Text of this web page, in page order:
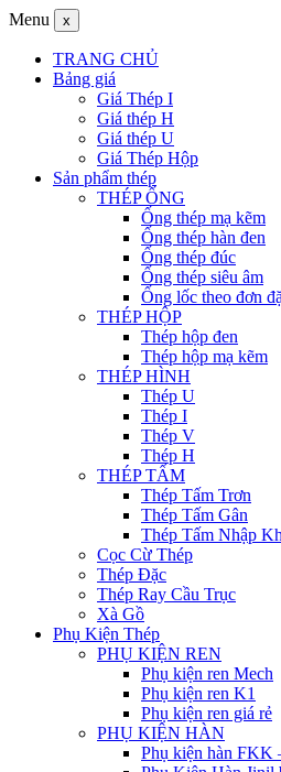
Menu x
TRANG CHỦ
Bảng giá
Giá Thép I
Giá thép H
Giá thép U
Giá Thép Hộp
Sản phẩm thép
THÉP ỐNG
Ống thép mạ kẽm
Ống thép hàn đen
Ống thép đúc
Ống thép siêu âm
Ống lốc theo đơn
THÉP HỘP
Thép hộp đen
Thép hộp mạ kẽm
THÉP HÌNH
Thép U
Thép I
Thép V
Thép H
THÉP TẤM
Thép Tấm Trơn
Thép Tấm Gân
Thép Tấm Nhập
Cọc Cừ Thép
Thép Đặc
Thép Ray Cầu Trục
Xà Gồ
Phụ Kiện Thép
PHỤ KIỆN REN
Phụ kiện ren Mech
Phụ kiện ren K1
Phụ kiện ren giá rẻ
PHỤ KIỆN HÀN
Phụ kiện hàn FKK